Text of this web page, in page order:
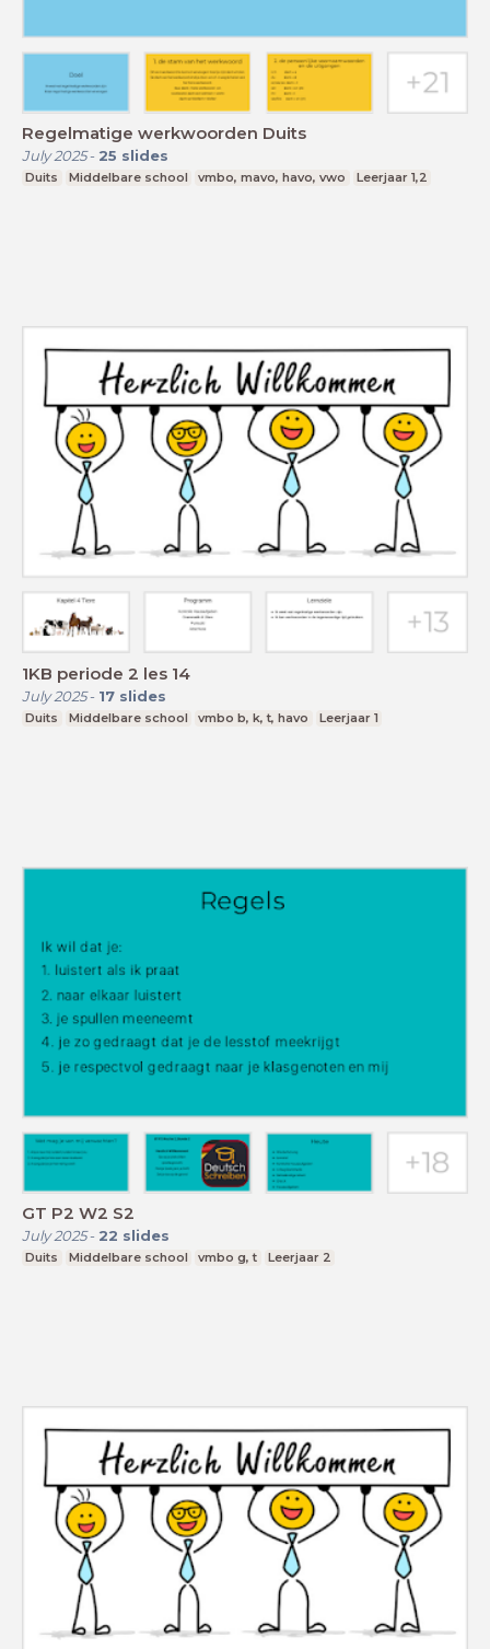
Regelmatige werkwoorden Duits
July 2025- 25 slides
Duits Middelbare school vmbo, mavo, havo, vwo Leerjaar 1,2
1KB periode 2 les 14
July 2025- 17 slides
Duits Middelbare school vmbo b, k, t, havo Leerjaar 1
GT P2 W2 S2
July 2025- 22 slides
Duits Middelbare school vmbo g, t Leerjaar 2